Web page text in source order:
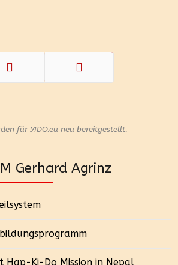
für YIDO.eu neu bereitgestellt.
Gerhard Agrinz
Hap-Ki-Do Mission in Nepal